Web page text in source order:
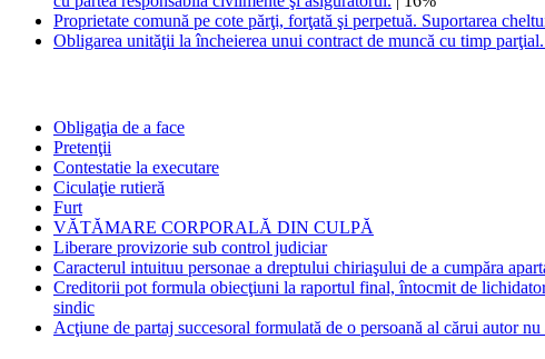
Proprietate comună pe cote părţi, forţată şi perpetuă. Suportarea
Obligarea unităţii la încheierea unui contract de muncă cu timp
Obligaţia de a face
Pretenţii
Contestatie la executare
Ciculaţie rutieră
Furt
VĂTĂMARE CORPORALĂ DIN CULPĂ
Liberare provizorie sub control judiciar
Caracterul intuituu personae a dreptului chiriaşului de a cumpăra
Creditorii pot formula obiecţiuni la raportul final, întocmit de
sindic
Acţiune de partaj succesoral formulată de o persoană al cărui autor